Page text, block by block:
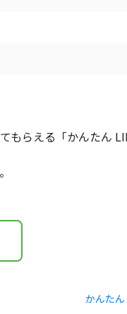
もらえる「かんたん
かんた